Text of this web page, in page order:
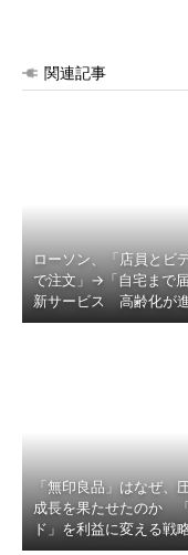
関連記事
ローソン、「店員とビ
で注文」→「自宅まで届
新サービス 高齢化が
「無印良品」はなぜ、
成長を果たせたのか
ド」を利益に変える戦